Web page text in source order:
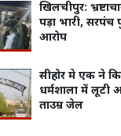
खिलचीपुर:
पड़ा भारी, सरपंच
आरोप
सीहोर मे एक ने
धर्मशाला में लूटी
ताउम्र जेल